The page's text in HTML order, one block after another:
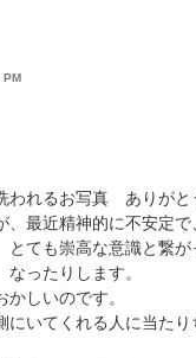
PM
われるお写真 ありがと
最近精神的に不安定
ても崇高な意識と繋が
ったりします。
しいのです。
いてくれる人に当た